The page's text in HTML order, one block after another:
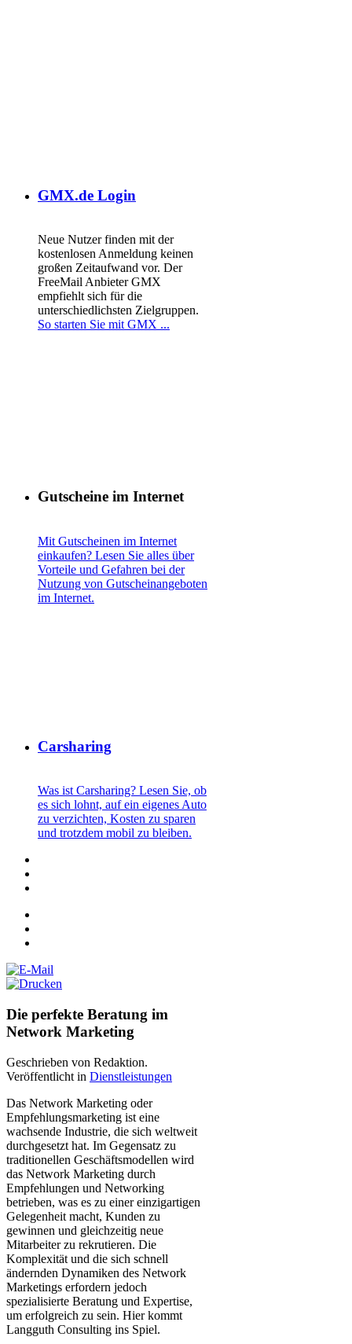
GMX.de Login
Neue Nutzer finden mit der
kostenlosen Anmeldung keinen
großen Zeitaufwand vor. Der
FreeMail Anbieter GMX
empfiehlt sich für die
unterschiedlichsten Zielgruppen.
So starten Sie mit GMX ...
Gutscheine im Internet
Mit Gutscheinen im Internet
einkaufen? Lesen Sie alles über
Vorteile und Gefahren bei der
Nutzung von Gutscheinangeboten
im Internet.
Carsharing
Was ist Carsharing? Lesen Sie, ob
es sich lohnt, auf ein eigenes Auto
zu verzichten, Kosten zu sparen
und trotzdem mobil zu bleiben.
Die perfekte Beratung im
Network Marketing
Geschrieben von Redaktion.
Veröffentlicht in Dienstleistungen
Das Network Marketing oder
Empfehlungsmarketing ist eine
wachsende Industrie, die sich weltweit
durchgesetzt hat. Im Gegensatz zu
traditionellen Geschäftsmodellen wird
das Network Marketing durch
Empfehlungen und Networking
betrieben, was es zu einer einzigartigen
Gelegenheit macht, Kunden zu
gewinnen und gleichzeitig neue
Mitarbeiter zu rekrutieren. Die
Komplexität und die sich schnell
ändernden Dynamiken des Network
Marketings erfordern jedoch
spezialisierte Beratung und Expertise,
um erfolgreich zu sein. Hier kommt
Langguth Consulting ins Spiel.